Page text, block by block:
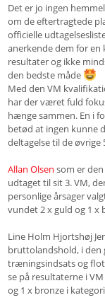
Det er jo ingen
om de eftertragtede
officielle
anerkende dem for
resultater og ikke
den bedste måde
Med den VM
har der været fuld
hænge sammen. En i
betød at ingen kunne
deltagelse til de
Allan Olsen som er
udtaget til sit 3. VM,
personlige årsager
vundet 2 x guld og 1 x
Line Holm Hjortshøj
bruttolandshold, i
træningsindsats og
se på resultaterne i
og 1 x bronze i